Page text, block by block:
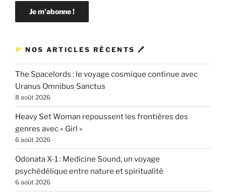
NOS ARTICLES RÉCENTS 🖊
The Spacelords : le voyage cosmique continue avec
Uranus Omnibus Sanctus
8 août 2026
Heavy Set Woman repoussent les frontières des
genres avec « Girl »
6 août 2026
Odonata X-1 : Medicine Sound, un voyage
psychédélique entre nature et spiritualité
6 août 2026